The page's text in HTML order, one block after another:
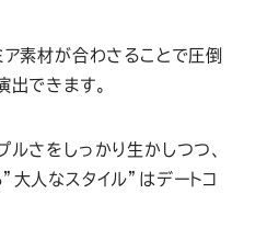
ア素材が合わさることで圧倒
出できます。
さをしっかり生かしつつ、
人なスタイル”はデートコ